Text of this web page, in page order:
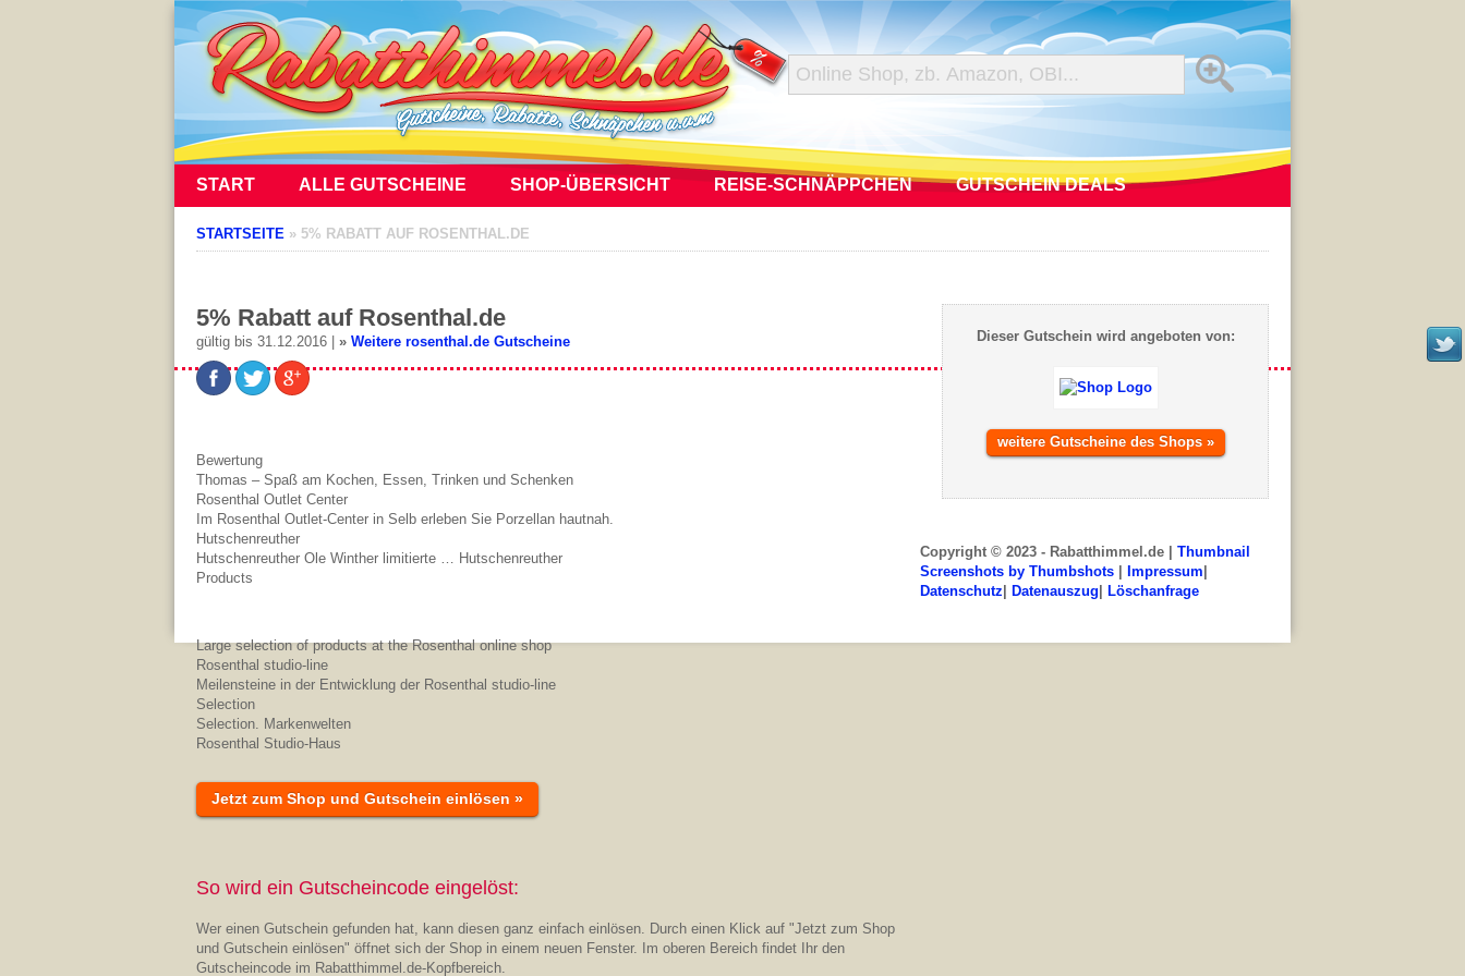
START ALLE GUTSCHEINE SHOP-ÜBERSICHT REISE-SCHNÄPPCHEN GUTSCHEIN DEALS
STARTSEITE » 5% RABATT AUF ROSENTHAL.DE
5% Rabatt auf Rosenthal.de
gültig bis 31.12.2016 | » Weitere rosenthal.de Gutscheine
Bewertung
Thomas – Spaß am Kochen, Essen, Trinken und Schenken
Rosenthal Outlet Center
Im Rosenthal Outlet-Center in Selb erleben Sie Porzellan hautnah.
Hutschenreuther
Hutschenreuther Ole Winther limitierte … Hutschenreuther
Products
Large selection of products at the Rosenthal online shop
Rosenthal studio-line
Meilensteine in der Entwicklung der Rosenthal studio-line
Selection
Selection. Markenwelten
Rosenthal Studio-Haus
Jetzt zum Shop und Gutschein einlösen »
So wird ein Gutscheincode eingelöst:
Wer einen Gutschein gefunden hat, kann diesen ganz einfach einlösen. Durch einen Klick auf "Jetzt zum Shop
und Gutschein einlösen" öffnet sich der Shop in einem neuen Fenster. Im oberen Bereich findet Ihr den
Gutscheincode im Rabatthimmel.de-Kopfbereich.
Dieser Gutschein wird angeboten von:
weitere Gutscheine des Shops »
Copyright © 2023 - Rabatthimmel.de | Thumbnail
Screenshots by Thumbshots
Impressum
Datenschutz
Datenauszug Löschanfrage